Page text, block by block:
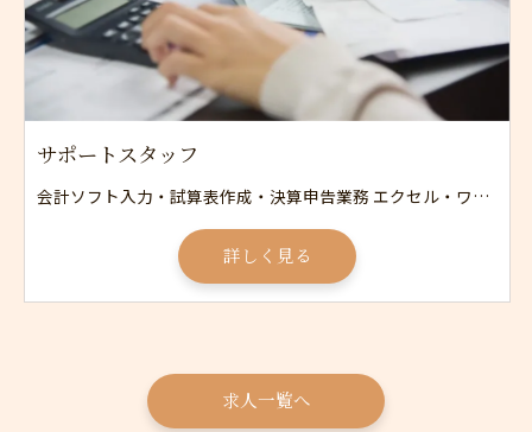
サポートスタッフ
会計ソフト入力・試算表作成・決算申告業務 エクセル・ワード等を使用した集計や資料作成 書類やデータの整理 電話応対・来客応対
詳しく見る
求人一覧へ